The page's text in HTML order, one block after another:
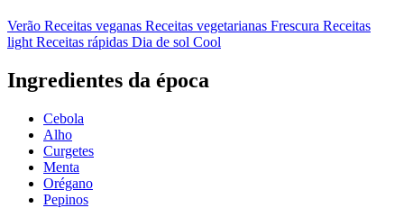
Verão Receitas veganas Receitas vegetarianas Frescura Receitas
light Receitas rápidas Dia de sol Cool
Ingredientes da época
Cebola
Alho
Curgetes
Menta
Orégano
Pepinos